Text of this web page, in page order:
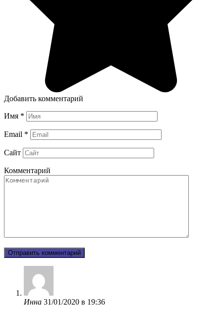
Добавить комментарий
Имя *
Email *
Сайт
Комментарий
Инна 31/01/2020 в 19:36